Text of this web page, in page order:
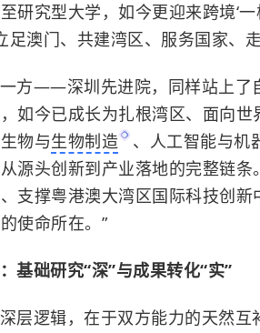
研究型大学，如今更迎来跨境‘一
足澳门、共建湾区、服务国家、
方——深圳先进院，同样站上了
如今已成长为扎根湾区、面向
物与生物制造
、人工智能与机
源头创新到产业落地的完整链条
支撑粤港澳大湾区国际科技创
使命所在。”
基础研究“深”与成果转化“实”
层逻辑，在于双方能力的天然